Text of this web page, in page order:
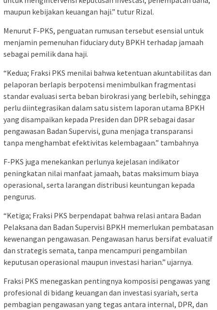
maupun kebijakan keuangan haji.” tutur Rizal.
Menurut F-PKS, penguatan rumusan tersebut esensial untuk
menjamin pemenuhan fiduciary duty BPKH terhadap jamaah
sebagai pemilik dana haji.
“Kedua; Fraksi PKS menilai bahwa ketentuan akuntabilitas dan
pelaporan berlapis berpotensi menimbulkan fragmentasi
standar evaluasi serta beban birokrasi yang berlebih, sehingga
perlu diintegrasikan dalam satu sistem laporan utama BPKH
yang disampaikan kepada Presiden dan DPR sebagai dasar
pengawasan Badan Supervisi, guna menjaga transparansi
tanpa menghambat efektivitas kelembagaan.” tambahnya
F-PKS juga menekankan perlunya kejelasan indikator
peningkatan nilai manfaat jamaah, batas maksimum biaya
operasional, serta larangan distribusi keuntungan kepada
pengurus.
“Ketiga; Fraksi PKS berpendapat bahwa relasi antara Badan
Pelaksana dan Badan Supervisi BPKH memerlukan pembatasan
kewenangan pengawasan. Pengawasan harus bersifat evaluatif
dan strategis semata, tanpa mencampuri pengambilan
keputusan operasional maupun investasi harian.” ujarnya.
Fraksi PKS menegaskan pentingnya komposisi pengawas yang
profesional di bidang keuangan dan investasi syariah, serta
pembagian pengawasan yang tegas antara internal, DPR, dan